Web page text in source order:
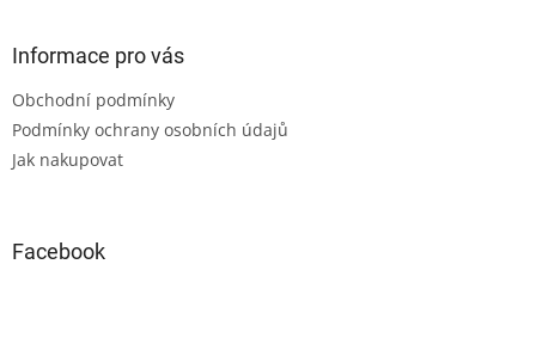
Informace pro vás
Obchodní podmínky
Podmínky ochrany osobních údajů
Jak nakupovat
Facebook